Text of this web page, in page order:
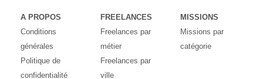
A PROPOS
Conditions
générales
Politique de
confidentialité
FREELANCES
Freelances par
métier
Freelances par
ville
MISSIONS
Missions par
catégorie